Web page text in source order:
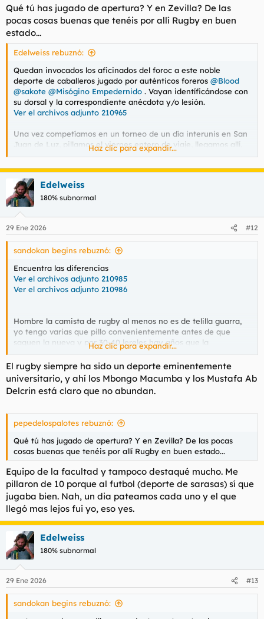
:
Qué tú has jugado de apertura? Y en Zevilla? De las
pocas cosas buenas que tenéis por allí Rugby en buen
estado...
Edelweiss rebuznó:
Quedan invocados los aficinados del foroc a este noble
deporte de caballeros jugado por auténticos foreros @Blood
@sakote @Misógino Empedernido . Vayan identíficándose con
su dorsal y la correspondiente anécdota y/o lesión.
Ver el archivos adjunto 210965
Una vez competíamos en un torneo de un día interunis en San
Juan de Luz, pillamos el viernes entero de viaje, llegamos allí,
nos apalancamos a beber en el motel aquel del demonio y por
Naciones?
Haz clic para expandir...
Edelweiss
180% subnormal
29 Ene 2026 #12
sandokan begins rebuznó:
Encuentra las diferencias
Ver el archivos adjunto 210985
Ver el archivos adjunto 210986
Hombre la camista de rugby al menos no es de telilla guarra,
yo tengo varias que pillo convenientemente antes de que
saquen la nueva y por 30-40 lereles hay años que la
encuentras, otra cosa es que la de ese año te guste y que para
entonces queden tallas.
De nuevas valen ciento y pico, pero como las de los equipos de
futbol en sus tiendas oficiales cuando salen y encima son de
Haz clic para expandir...
El rugby siempre ha sido un deporte eminentemente
universitario, y ahí los Mbongo Macumba y los Mustafa Ab
Delcrin está claro que no abundan.
pepedelospalotes rebuznó:
Qué tú has jugado de apertura? Y en Zevilla? De las pocas
cosas buenas que tenéis por allí Rugby en buen estado...
Equipo de la facultad y tampoco destaqué mucho. Me
pillaron de 10 porque al futbol (deporte de sarasas) sí que
jugaba bien. Nah, un dia pateamos cada uno y el que
llegó mas lejos fui yo, eso yes.
Edelweiss
180% subnormal
29 Ene 2026 #13
sandokan begins rebuznó: